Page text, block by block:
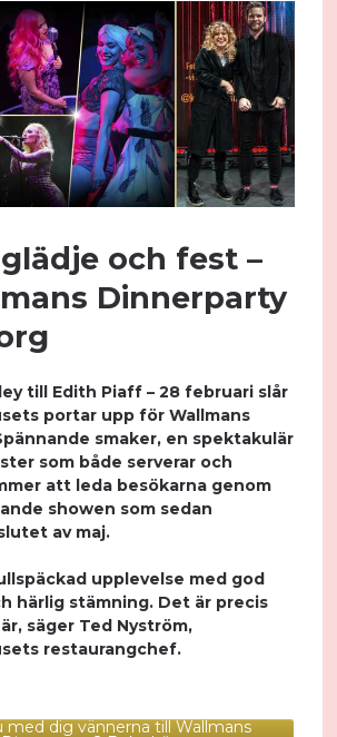
och fest –
Dinnerparty
till Edith Piaff – 28 februari slår
portar upp för Wallmans
smaker, en spektakulär
som både serverar och
att leda besökarna genom
showen som sedan
av maj.
upplevelse med god
härlig stämning. Det är precis
säger Ted Nyström,
restaurangchef.
med dig vännerna till Wallmans